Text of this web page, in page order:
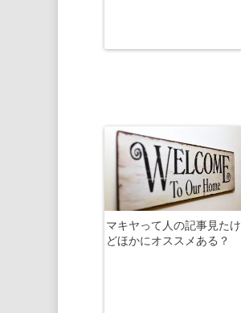
マキヤって人の記事見たけ
どほかにオススメある？